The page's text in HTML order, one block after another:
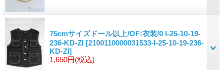
75cmサイズドール以上/OF:衣装/0 I-25-10-19-
236-KD-ZI [2100110000031533-I-25-10-19-236-
KD-ZI]
1,650円(税込)